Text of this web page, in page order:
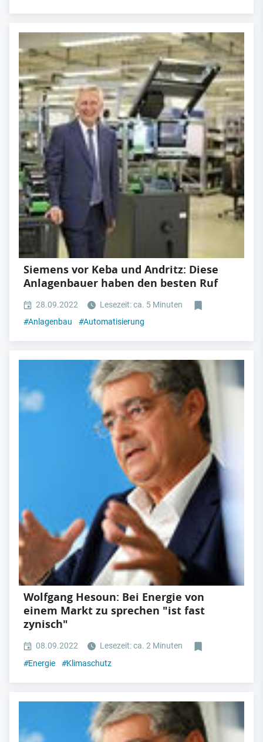
Siemens vor Keba und Andritz: Diese
Anlagenbauer haben den besten Ruf
28.09.2022
Lesezeit: ca. 5 Minuten
#Anlagenbau #Automatisierung
Wolfgang Hesoun: Bei Energie von
einem Markt zu sprechen "ist fast
zynisch"
08.09.2022
Lesezeit: ca. 2 Minuten
#Energie #Klimaschutz